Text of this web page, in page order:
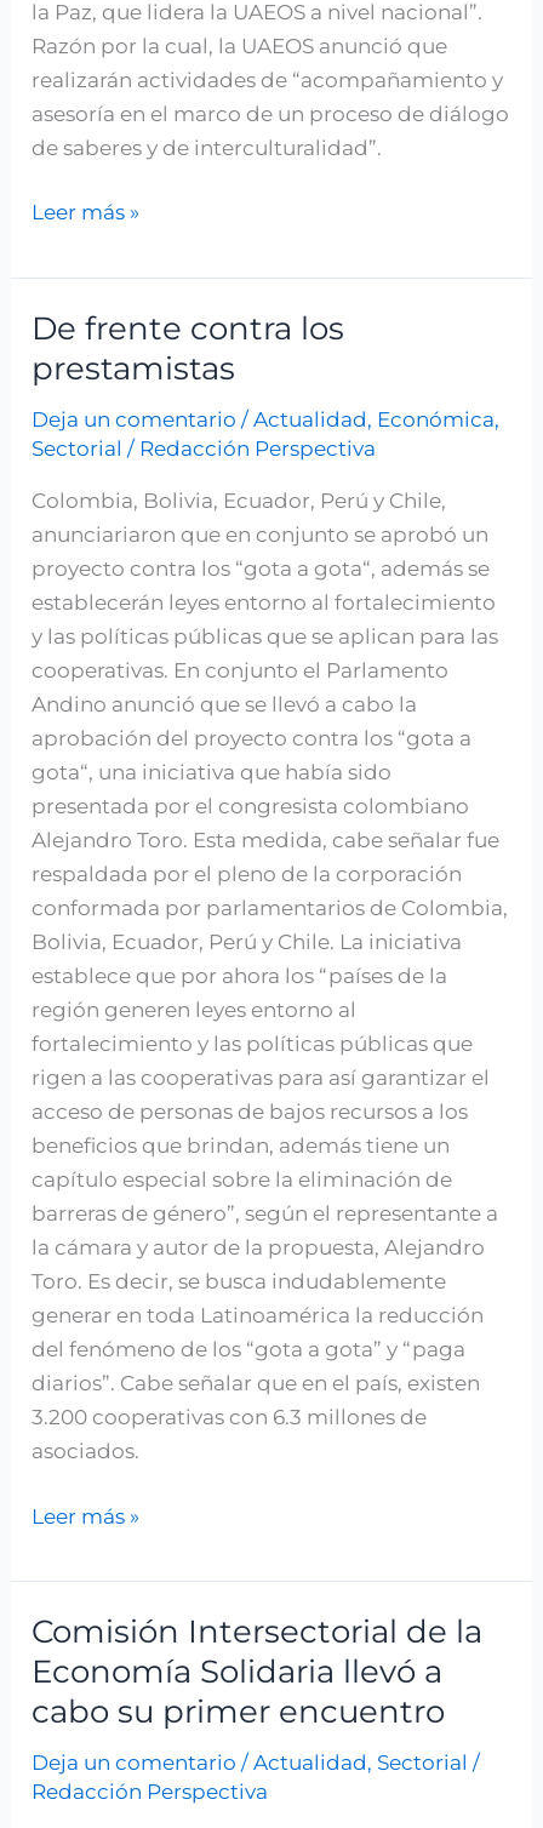
la Paz, que lidera la UAEOS a nivel nacional”.
Razón por la cual, la UAEOS anunció que
realizarán actividades de “acompañamiento y
asesoría en el marco de un proceso de diálogo
de saberes y de interculturalidad”.
Leer más »
De frente contra los
prestamistas
Deja un comentario /Actualidad, Económica,
Sectorial / Redacción Perspectiva
Colombia, Bolivia, Ecuador, Perú y Chile,
anunciariaron que en conjunto se aprobó un
proyecto contra los “gota a gota“, además se
establecerán leyes entorno al fortalecimiento
y las políticas públicas que se aplican para las
cooperativas. En conjunto el Parlamento
Andino anunció que se llevó a cabo la
aprobación del proyecto contra los “gota a
gota“, una iniciativa que había sido
presentada por el congresista colombiano
Alejandro Toro. Esta medida, cabe señalar fue
respaldada por el pleno de la corporación
conformada por parlamentarios de Colombia,
Bolivia, Ecuador, Perú y Chile. La iniciativa
establece que por ahora los “países de la
región generen leyes entorno al
fortalecimiento y las políticas públicas que
rigen a las cooperativas para así garantizar el
acceso de personas de bajos recursos a los
beneficios que brindan, además tiene un
capítulo especial sobre la eliminación de
barreras de género”, según el representante a
la cámara y autor de la propuesta, Alejandro
Toro. Es decir, se busca indudablemente
generar en toda Latinoamérica la reducción
del fenómeno de los “gota a gota” y “paga
diarios”. Cabe señalar que en el país, existen
3.200 cooperativas con 6.3 millones de
asociados.
De
frente
contra
los
prestamistas
Leer más »
Comisión Intersectorial de la
Economía Solidaria llevó a
cabo su primer encuentro
Deja un comentario /Actualidad, Sectorial /
Redacción Perspectiva
Comisión
Intersectorial
la
Economía
Solidaria